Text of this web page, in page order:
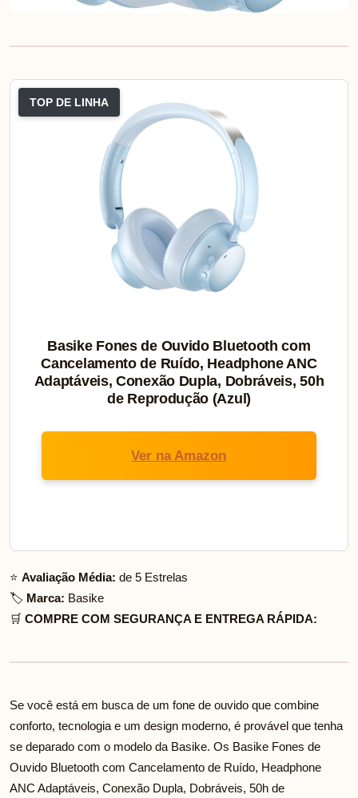
TOP DE LINHA
Basike Fones de Ouvido Bluetooth com
Cancelamento de Ruído, Headphone ANC
Adaptáveis, Conexão Dupla, Dobráveis, 50h
de Reprodução (Azul)
Ver na Amazon
⭐ Avaliação Média: de 5 Estrelas
🏷️ Marca: Basike
🛒 COMPRE COM SEGURANÇA E ENTREGA RÁPIDA:
Se você está em busca de um fone de ouvido que combine
conforto, tecnologia e um design moderno, é provável que tenha
se deparado com o modelo da Basike. Os Basike Fones de
Ouvido Bluetooth com Cancelamento de Ruído, Headphone
ANC Adaptáveis, Conexão Dupla, Dobráveis, 50h de